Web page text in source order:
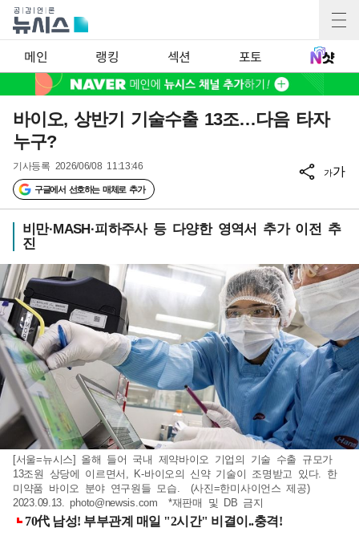
메인 랭킹 섹션 포토
바이오, 상반기 기술수출 13조…다음 타자
누구?
기사등록 2026/06/08 11:13:46
구글에서 선호하는 매체로 추가
가가
비만·MASH·피하주사 등 다양한 영역서 추가 이전 추
진
[서울=뉴시스] 올해 들어 국내 제약바이오 기업의 기술 수출 규모가
13조원 상당에 이르면서, K-바이오의 신약 기술이 조명받고 있다. 한
미약품 바이오 분야 연구원들 모습. (사진=한미사이언스 제공)
2023.09.13.photo@newsis.com *재판매 및 DB 금지